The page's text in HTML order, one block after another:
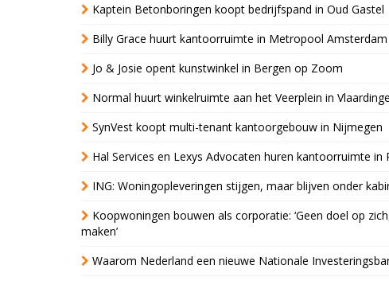
Kaptein Betonboringen koopt bedrijfspand in Oud Gastel
Billy Grace huurt kantoorruimte in Metropool Amsterdam
Jo & Josie opent kunstwinkel in Bergen op Zoom
Normal huurt winkelruimte aan het Veerplein in
SynVest koopt multi-tenant kantoorgebouw in Nijmegen
Hal Services en Lexys Advocaten huren kantoorruimte in
ING: Woningopleveringen stijgen, maar blijven onder
Koopwoningen bouwen als corporatie: ‘Geen doel op
maken’
Waarom Nederland een nieuwe Nationale